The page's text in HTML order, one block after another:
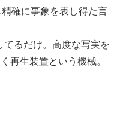
確に事象を表し得た言
てるだけ。高度な写実を
再生装置という機械。